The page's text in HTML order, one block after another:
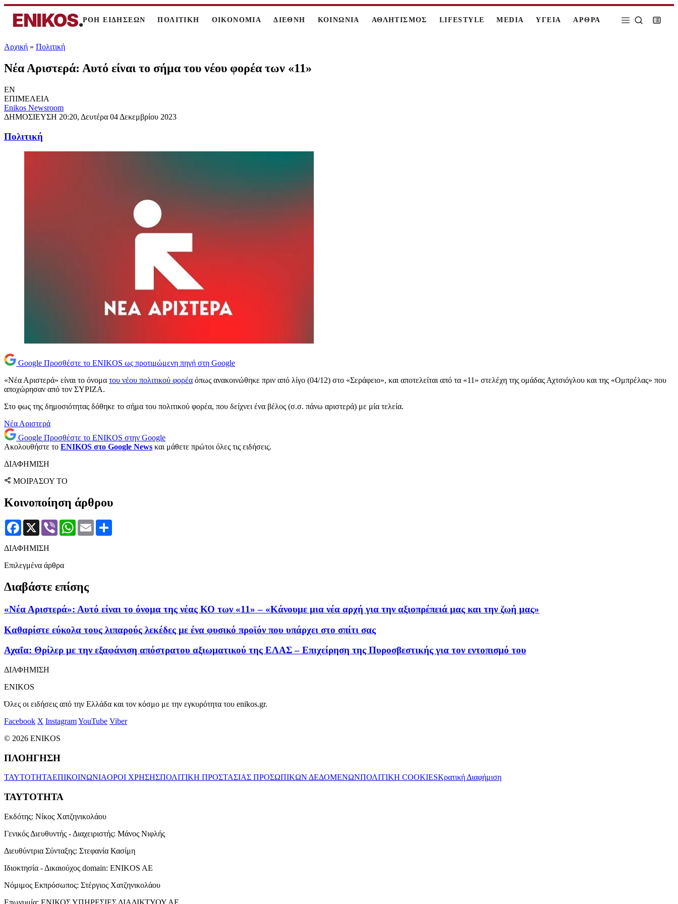
ENIKOS.ΡΟΗ ΕΙΔΗΣΕΩΝ ΠΟΛΙΤΙΚΗ ΟΙΚΟΝΟΜΙΑ ΔΙΕΘΝΗ ΚΟΙΝΩΝΙΑ ΑΘΛΗΤΙΣΜΟΣ LIFESTYLE MEDIA ΥΓΕΙΑ ΑΡΘΡΑ
Αρχική » Πολιτική
Νέα Αριστερά: Αυτό είναι το σήμα του νέου φορέα των «11»
EN
ΕΠΙΜΕΛΕΙΑ
Enikos Newsroom
ΔΗΜΟΣΙΕΥΣΗ 20:20, Δευτέρα 04 Δεκεμβρίου 2023
Πολιτική
Google Προσθέστε το ENIKOS ως προτιμώμενη πηγή στη Google
«Νέα Αριστερά» είναι το όνομα του νέου πολιτικού φορέα όπως ανακοινώθηκε πριν από λίγο (04/12) στο «Σεράφειο», και αποτελείται από τα «11» στελέχη της ομάδας Αχτσιόγλου και της «Ομπρέλας» που
αποχώρησαν από τον ΣΥΡΙΖΑ.
Στο φως της δημοσιότητας δόθηκε το σήμα του πολιτικού φορέα, που δείχνει ένα βέλος (σ.σ. πάνω αριστερά) με μία τελεία.
Νέα Αριστερά
Google Προσθέστε το ENIKOS στην Google
Ακολουθήστε το ENIKOS στο Google News και μάθετε πρώτοι όλες τις ειδήσεις.
ΔΙΑΦΗΜΙΣΗ
ΜΟΙΡΑΣΟΥ ΤΟ
Κοινοποίηση άρθρου
Facebook
X Viber WhatsApp
Email
ΔΙΑΦΗΜΙΣΗ
Επιλεγμένα άρθρα
Διαβάστε επίσης
«Νέα Αριστερά»: Αυτό είναι το όνομα της νέας ΚΟ των «11» – «Κάνουμε μια νέα αρχή για την αξιοπρέπειά μας και την ζωή μας»
Καθαρίστε εύκολα τους λιπαρούς λεκέδες με ένα φυσικό προϊόν που υπάρχει στο σπίτι σας
Αχαΐα: Θρίλερ με την εξαφάνιση απόστρατου αξιωματικού της ΕΛΑΣ – Επιχείρηση της Πυροσβεστικής για τον εντοπισμό του
ΔΙΑΦΗΜΙΣΗ
ENIKOS
Όλες οι ειδήσεις από την Ελλάδα και τον κόσμο με την εγκυρότητα του enikos.gr.
Facebook X InstagramYouTube Viber
© 2026 ENIKOS
ΠΛΟΗΓΗΣΗ
ΤΑΥΤΟΤΗΤΑΕΠΙΚΟΙΝΩΝΙΑΟΡΟΙ ΧΡΗΣΗΣΠΟΛΙΤΙΚΗ ΠΡΟΣΤΑΣΙΑΣ ΠΡΟΣΩΠΙΚΩΝ ΔΕΔΟΜΕΝΩΝΠΟΛΙΤΙΚΗ COOKIESΚρατική Διαφήμιση
ΤΑΥΤΟΤΗΤΑ
Εκδότης: Νίκος Χατζηνικολάου
Γενικός Διευθυντής - Διαχειριστής: Μάνος Νιφλής
Διευθύντρια Σύνταξης: Στεφανία Κασίμη
Ιδιοκτησία - Δικαιούχος domain: ENIKOS AE
Νόμιμος Εκπρόσωπος: Στέργιος Χατζηνικολάου
Επωνυμία: ΕΝΙΚΟΣ ΥΠΗΡΕΣΙΕΣ ΔΙΑΔΙΚΤΥΟΥ ΑΕ